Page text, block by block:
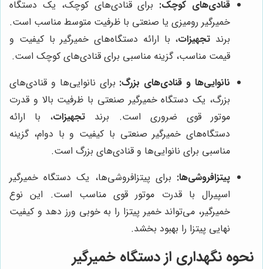
قنادی‌های کوچک: برای قنادی‌های کوچک، یک دستگاه
خمیرگیر رومیزی یا صنعتی با ظرفیت متوسط مناسب است.
برند تجهیزات، با ارائه دستگاه‌های خمیرگیر با کیفیت و
قیمت مناسب، گزینه مناسبی برای قنادی‌های کوچک است.
نانوایی‌ها و قنادی‌های بزرگ: برای نانوایی‌ها و قنادی‌های
بزرگ، یک دستگاه خمیرگیر صنعتی با ظرفیت بالا و قدرت
موتور قوی ضروری است. برند تجهیزات، با ارائه
دستگاه‌های خمیرگیر صنعتی با کیفیت و با دوام، گزینه
مناسبی برای نانوایی‌ها و قنادی‌های بزرگ است.
پیتزافروشی‌ها: برای پیتزافروشی‌ها، یک دستگاه خمیرگیر
اسپیرال با قدرت موتور قوی مناسب است. این نوع
خمیرگیر، می‌تواند خمیر پیتزا را به خوبی ورز دهد و کیفیت
نهایی پیتزا را بهبود بخشد.
نحوه نگهداری از دستگاه خمیرگیر